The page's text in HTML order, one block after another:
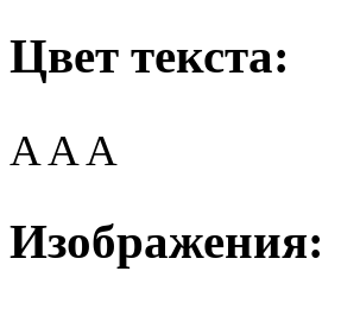
Цвет текста:
AAA
Изображения: